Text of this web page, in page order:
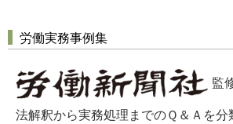
労働実務事例集
監
法解釈から実務処理までのＱ＆Ａを分